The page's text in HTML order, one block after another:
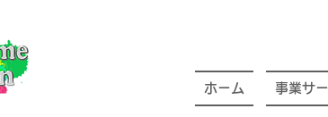
ホーム 事業サ